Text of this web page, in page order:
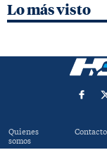
Lo más visto
Quienes
somos
Contacto